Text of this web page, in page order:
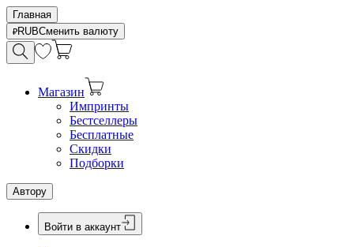
Главная
RUBСменить валюту
Магазин
Импринты
Бестселлеры
Бесплатные
Скидки
Подборки
Автору
Войти в аккаунт